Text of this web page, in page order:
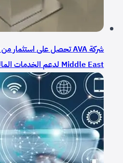
Middle East لدعم الخدمات المالية التقنية بالمملكة